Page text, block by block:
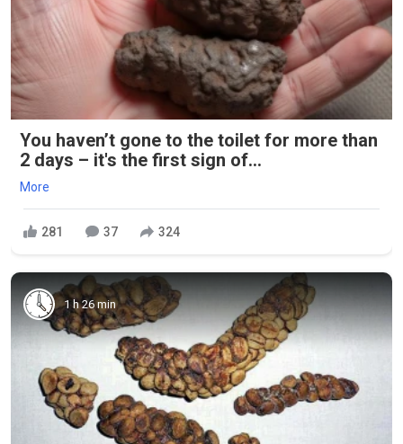
You haven’t gone to the toilet for more than
2 days – it's the first sign of...
More
281 37 324
1 h 26 min